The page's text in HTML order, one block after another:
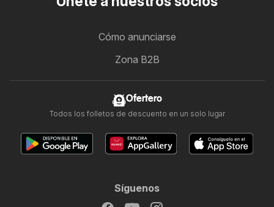
Cómo anunciarse
Zona B2B
Ofertero
Todos los folletos de descuento en un solo lugar
Síguenos